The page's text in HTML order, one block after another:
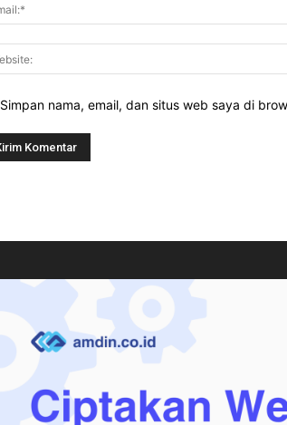
Simpan nama, email, dan situs web saya di